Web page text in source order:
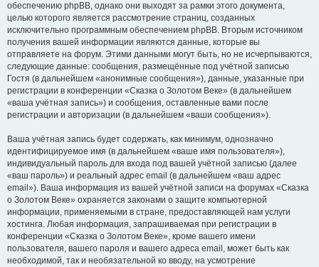
обеспечению phpBB, однако они выходят за рамки этого документа,
целью которого является рассмотрение страниц, созданных
исключительно программным обеспечением phpBB. Вторым источником
получения вашей информации являются данные, которые вы
отправляете на форум. Этими данными могут быть, но не исчерпываются,
следующие данные: сообщения, размещённые под учётной записью
Гостя (в дальнейшем «анонимные сообщения»), данные, указанные при
регистрации в конференции «Сказка о Золотом Веке» (в дальнейшем
«ваша учётная запись») и сообщения, оставленные вами после
регистрации и авторизации (в дальнейшем «ваши сообщения»).
Ваша учётная запись будет содержать, как минимум, однозначно
идентифицируемое имя (в дальнейшем «ваше имя пользователя»),
индивидуальный пароль для входа под вашей учётной записью (далее
«ваш пароль») и реальный адрес email (в дальнейшем «ваш адрес
email»). Ваша информация из вашей учётной записи на форумах «Сказка
о Золотом Веке» охраняется законами о защите компьютерной
информации, применяемыми в стране, предоставляющей нам услуги
хостинга. Любая информация, запрашиваемая при регистрации в
конференции «Сказка о Золотом Веке», кроме вашего имени
пользователя, вашего пароля и вашего адреса email, может быть как
необходимой, так и необязательной ко вводу, на усмотрение